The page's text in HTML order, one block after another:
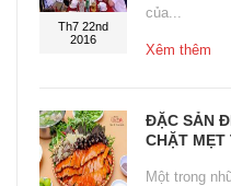
Th7 22nd
2016
của...
Xêm thêm
ĐẶC SẢN
CHẶT MẸT
Một trong